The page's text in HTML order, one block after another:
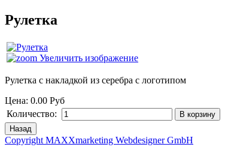
Рулетка
Увеличить изображение
Рулетка с накладкой из серебра с логотипом
Цена: 0.00 Руб
Количество:
Copyright MAXXmarketing Webdesigner GmbH